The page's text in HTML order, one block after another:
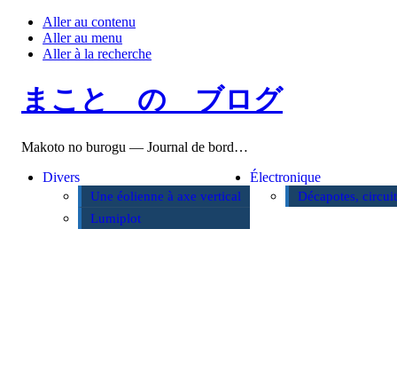
Aller au contenu
Aller au menu
Aller à la recherche
まこと の ブログ
Makoto no burogu — Journal de bord…
Divers
Une éolienne à axe vertical
Lumiplot
Électronique
Décapotes,